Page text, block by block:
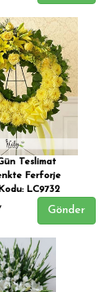
Teslimat
Ferforje
LC9732
Gönder